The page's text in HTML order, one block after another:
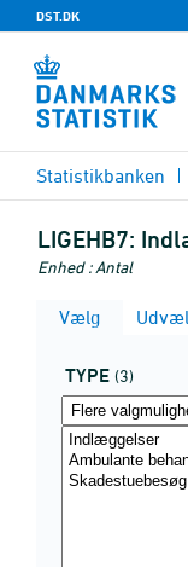
DST.DK
Statistikbanken
LIGEHB7:
Enhed : Antal
Vælg
TYPE (3)